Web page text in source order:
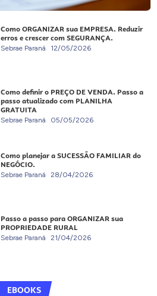
Como ORGANIZAR sua EMPRESA. Reduzir
erros e crescer com SEGURANÇA.
Sebrae Paraná 12/05/2026
Como definir o PREÇO DE VENDA. Passo a
passo atualizado com PLANILHA
GRATUITA
Sebrae Paraná 05/05/2026
Como planejar a SUCESSÃO FAMILIAR do
NEGÓCIO.
Sebrae Paraná 28/04/2026
Passo a passo para ORGANIZAR sua
PROPRIEDADE RURAL
Sebrae Paraná 21/04/2026
EBOOKS